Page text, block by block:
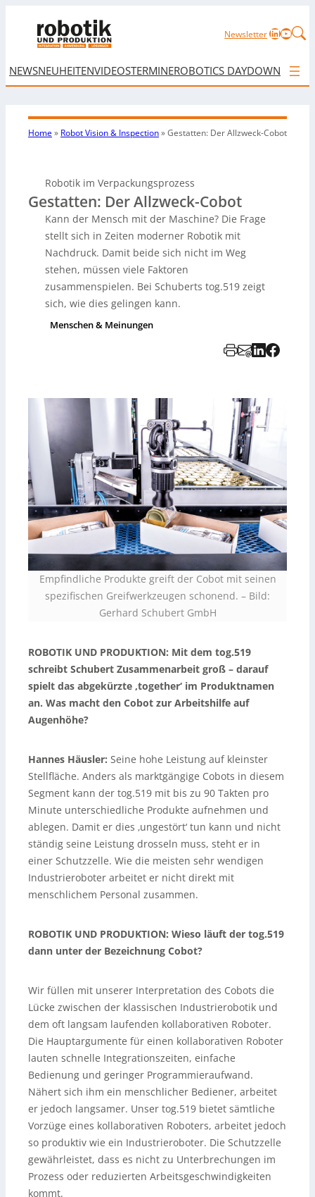
NewsletterLinkedIn
NEWSNEUHEITENVIDEOSTERMINEROBOTICS DAYDOWNLOAD
Home» Robot Vision & Inspection»Gestatten: Der Allzweck-Cobot
Robotik im Verpackungsprozess
Gestatten: Der Allzweck-Cobot
Kann der Mensch mit der Maschine? Die Frage
stellt sich in Zeiten moderner Robotik mit
Nachdruck. Damit beide sich nicht im Weg
stehen, müssen viele Faktoren
zusammenspielen. Bei Schuberts tog.519 zeigt
sich, wie dies gelingen kann.
Menschen & Meinungen
Empfindliche Produkte greift der Cobot mit seinen
spezifischen Greifwerkzeugen schonend. – Bild:
Gerhard Schubert GmbH
ROBOTIK UND PRODUKTION: Mit dem tog.519
schreibt Schubert Zusammenarbeit groß – darauf
spielt das abgekürzte ‚together‘ im Produktnamen
an. Was macht den Cobot zur Arbeitshilfe auf
Augenhöhe?
Hannes Häusler: Seine hohe Leistung auf kleinster
Stellfläche. Anders als marktgängige Cobots in diesem
Segment kann der tog.519 mit bis zu 90 Takten pro
Minute unterschiedliche Produkte aufnehmen und
ablegen. Damit er dies ‚ungestört‘ tun kann und nicht
ständig seine Leistung drosseln muss, steht er in
einer Schutzzelle. Wie die meisten sehr wendigen
Industrieroboter arbeitet er nicht direkt mit
menschlichem Personal zusammen.
ROBOTIK UND PRODUKTION: Wieso läuft der tog.519
dann unter der Bezeichnung Cobot?
Wir füllen mit unserer Interpretation des Cobots die
Lücke zwischen der klassischen Industrierobotik und
dem oft langsam laufenden kollaborativen Roboter.
Die Hauptargumente für einen kollaborativen Roboter
lauten schnelle Integrationszeiten, einfache
Bedienung und geringer Programmieraufwand.
Nähert sich ihm ein menschlicher Bediener, arbeitet
er jedoch langsamer. Unser tog.519 bietet sämtliche
Vorzüge eines kollaborativen Roboters, arbeitet jedoch
so produktiv wie ein Industrieroboter. Die Schutzzelle
gewährleistet, dass es nicht zu Unterbrechungen im
Prozess oder reduzierten Arbeitsgeschwindigkeiten
kommt.